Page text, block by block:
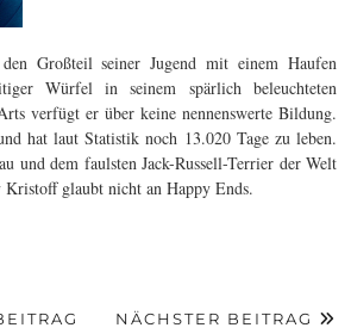
Großteil seiner Jugend mit einem Haufen
Würfel in seinem spärlich beleuchteten
verfügt er über keine nennenswerte Bildung.
hat laut Statistik noch 13.020 Tage zu leben.
und dem faulsten Jack-Russell-Terrier der Welt
glaubt nicht an Happy Ends.
NÄCHSTER BEITRAG